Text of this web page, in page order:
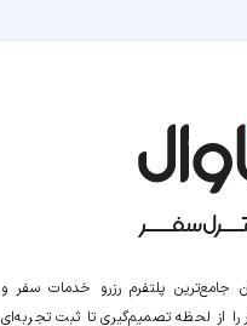
جامع‌ترین پلتفرم رزرو خدمات سفر و
را از لحظه‌ تصمیم‌گیری تا ثبت تجربه‌ای